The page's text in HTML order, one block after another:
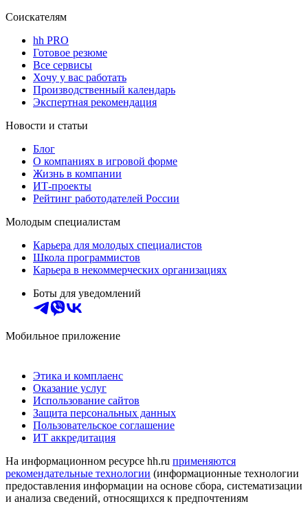
Соискателям
hh PRO
Готовое резюме
Все сервисы
Хочу у вас работать
Производственный календарь
Экспертная рекомендация
Новости и статьи
Блог
О компаниях в игровой форме
Жизнь в компании
ИТ-проекты
Рейтинг работодателей России
Молодым специалистам
Карьера для молодых специалистов
Школа программистов
Карьера в некоммерческих организациях
Боты для уведомлений
Мобильное приложение
Этика и комплаенс
Оказание услуг
Использование сайтов
Защита персональных данных
Пользовательское соглашение
ИТ аккредитация
На информационном ресурсе hh.ru применяются
рекомендательные технологии (информационные технологии
предоставления информации на основе сбора, систематизации
и анализа сведений, относящихся к предпочтениям